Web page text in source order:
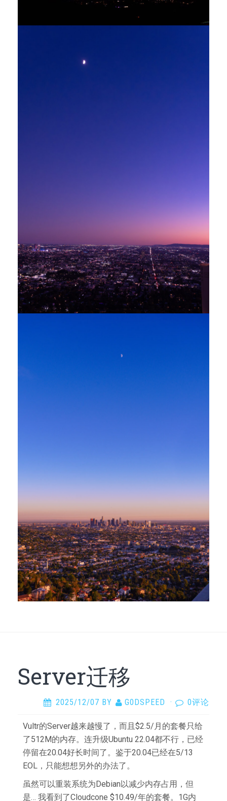
Server迁移
2025/12/07 BY G0DSPEED · 0评论
Vultr的Server越来越慢了，而且$2.5/月的套餐只给
了512M的内存。连升级Ubuntu 22.04都不行，已经
停留在20.04好长时间了。鉴于20.04已经在5/13
EOL，只能想想另外的办法了。
虽然可以重装系统为Debian以减少内存占用，但
是… 我看到了Cloudcone $10.49/年的套餐。1G内